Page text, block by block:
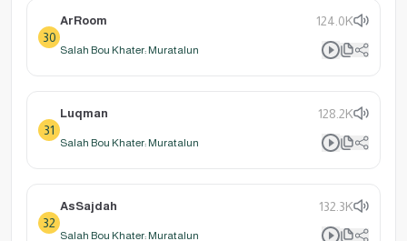
30
ArRoom 124.0K
Salah Bou Khater: Muratalun
31
Luqman 128.2K
Salah Bou Khater: Muratalun
32
AsSajdah 132.3K
Salah Bou Khater: Muratalun